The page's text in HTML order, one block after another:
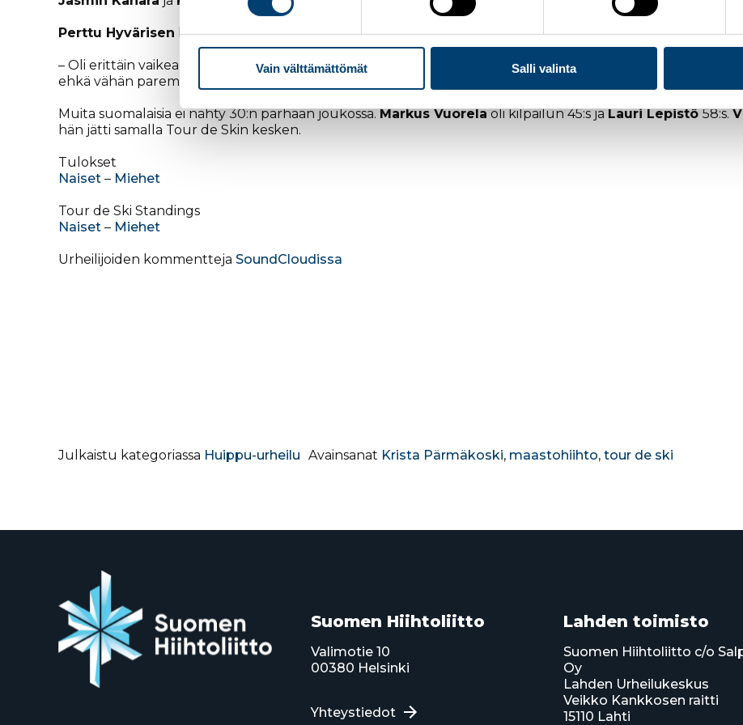
Vain välttämättömät Salli valinta
Perttu Hyvärisen kilpailun startti oli hieman jähmeä, mutta Hyvärinen löysi lopulta hyvän vireen parin
– Oli erittäin vaikea alku. Siitä se sitten taas kone hyrskyttää ja hiihdeltiin maaliin muiden mukana. Ei tuo
ehkä vähän parempaa mitä nyt on alkukaudesta ollut, kommentoi
Muita suomalaisia ei nähty 30:n parhaan joukossa.Markus Vuorelaoli kilpailun 45:s jaLauri Lepistö58:s.
hän jätti samalla Tour de Skin kesken.
Tulokset
Naiset – Miehet
Tour de Ski Standings
Naiset – Miehet
Urheilijoiden kommentteja SoundCloudissa
Julkaistu kategoriassa Huippu-urheilu Avainsanat Krista Pärmäkoski, maastohiihto, tour de ski
Suomen Hiihtoliitto
Valimotie 10
00380 Helsinki
Yhteystiedot
Lahden toimisto
Suomen Hiihtoliitto c/o
Oy
Lahden Urheilukeskus
Veikko Kankkosen raitti
15110 Lahti